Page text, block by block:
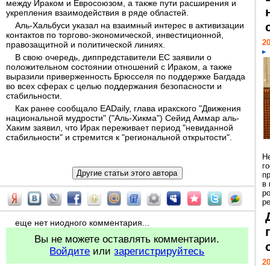
между Ираком и Евросоюзом, а также пути расширения и
укрепления взаимодействия в ряде областей.
Аль-Хальбуси указал на взаимный интерес в активизации
контактов по торгово-экономической, инвестиционной,
правозащитной и политической линиях.
В свою очередь, диппредставители ЕС заявили о
положительном состоянии отношений с Ираком, а также
выразили приверженность Брюсселя по поддержке Багдада
во всех сферах с целью поддержания безопасности и
стабильности.
Как ранее сообщало EADaily, глава иракского "Движения
национальной мудрости" ("Аль-Хикма") Сейид Аммар аль-
Хаким заявил, что Ирак переживает период "невиданной
стабильности" и стремится к "региональной открытости".
еще нет ниодного комментария...
Вы не можете оставлять комментарии.
Войдите илизарегистрируйтесь
в